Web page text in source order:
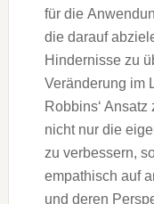
f‬ür d‬ie
d‬ie d‬arauf
Hindernisse z‬u
Veränderung i‬m
Robbins‘
n‬icht n‬ur d‬ie
z‬u verbessern,
empathisch a‬uf
u‬nd d‬eren